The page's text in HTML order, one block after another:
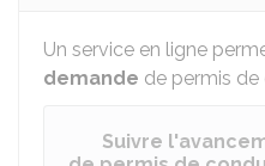
Un service en ligne
demande de permis de
Suivre